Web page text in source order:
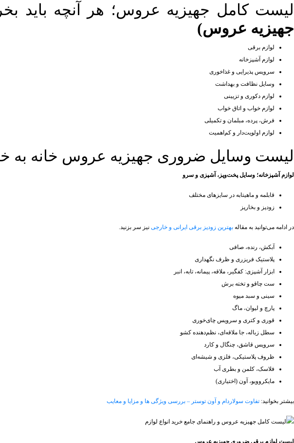
لیست کامل جهیزیه عروس؛ هر آنچه باید
جهیزیه عروس)
لوازم برقی
لوازم آشپزخانه
سرویس پذیرایی و غذاخوری
وسایل نظافت و بهداشت
لوازم دکوری و تزیینی
لوازم خواب و اتاق خواب
فرش، پرده، مبلمان و تکمیلی
لوازم اولویت‌دار و کم‌اهمیت
لیست وسایل ضروری جهیزیه عروس خانه به
لوازم آشپزخانه؛ وسایل پخت‌وپز، آشپزی و سرو
قابلمه و ماهیتابه در سایزهای مختلف
زودپز و بخارپز
در ادامه می‌توانید به مقاله بهترین زودپز برقی ایرانی و خارجی نیز سر بزنید.
آبکش، رنده، صافی
پلاستیک فریزری و ظرف نگهداری
ابزار آشپزی: کفگیر، ملاقه، پیمانه، تابه، انبر
ست چاقو و تخته برش
سینی و سبد میوه
پارچ و لیوان، ماگ
قوری و کتری و سرویس چای‌خوری
سطل زباله، جا ملاقه‌ای، نظم‌دهنده کشو
سرویس قاشق، چنگال و کارد
ظروف پلاستیکی، فلزی و شیشه‌ای
فلاسک، کلمن و بطری آب
مایکروویو، آون (اختیاری)
بیشتر بخوانید: تفاوت سولاردام و آون توستر – بررسی ویژگی ها و مزایا و معایب
لیست لوازم برقی ضروری جهیزیه عروس